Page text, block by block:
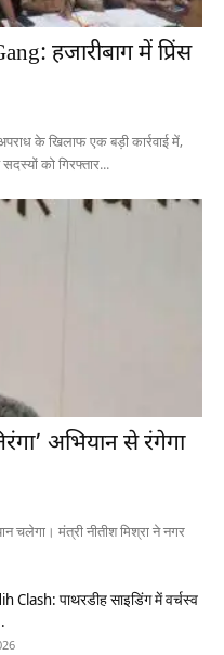
हजारीबाग में प्रिंस
के खिलाफ एक बड़ी कार्रवाई में,
को गिरफ्तार...
अभियान से रंगेगा
चलेगा। मंत्री नीतीश मिश्रा ने नगर
पाथरडीह साइडिंग में वर्चस्व